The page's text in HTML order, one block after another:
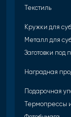
Текстиль
Кружки для
Металл для
Заготовки под
Наградная
Подарочная
Термопрессы